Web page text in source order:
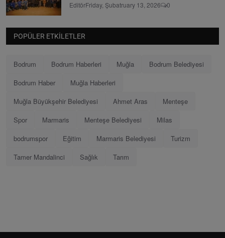
EditörFriday, Şubatruary 13, 2026 0
POPÜLER ETKILETLER
Bodrum Bodrum Haberleri Muğla
Bodrum Belediyesi
Bodrum Haber
Muğla Haberleri
Muğla Büyükşehir Belediyesi
Ahmet Aras
Menteşe
Spor
Marmaris Menteşe Belediyesi
Milas
bodrumspor
Eğitim Marmaris Belediyesi
Turizm
Tamer Mandalinci
Sağlık Tarım